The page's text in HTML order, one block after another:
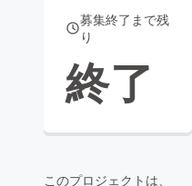
募集終了まで残
り
終了
このプロジェクトは、